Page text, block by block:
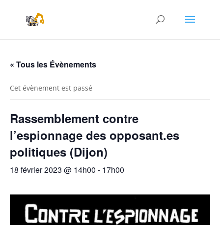
« Tous les Évènements
Cet évènement est passé
Rassemblement contre
l’espionnage des opposant.es
politiques (Dijon)
18 février 2023 @ 14h00 - 17h00